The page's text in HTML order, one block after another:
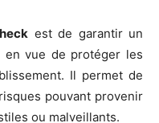
est de garantir un
en vue de protéger les
Il permet de
pouvant provenir
ou malveillants.